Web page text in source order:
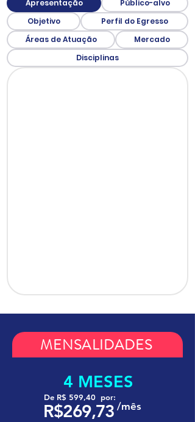
Apresentação
Público-alvo
Objetivo
Perfil do Egresso
Áreas de Atuação
Mercado
Disciplinas
MENSALIDADES
4 MESES
De R$ 599,40 por:
R$269,73 /mês